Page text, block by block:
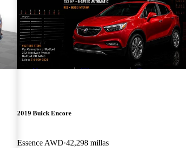
2019 Buick Encore
Essence AWD 42,298 millas